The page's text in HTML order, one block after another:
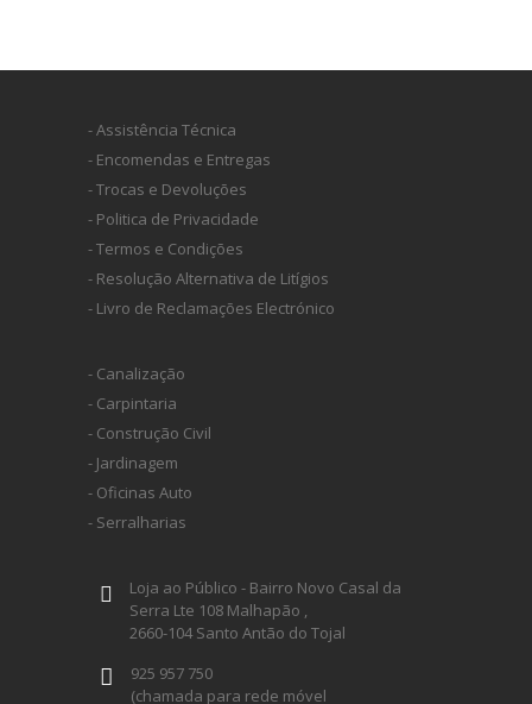
- Assistência Técnica
- Encomendas e Entregas
- Trocas e Devoluções
- Politica de Privacidade
- Termos e Condições
- Resolução Alternativa de Litígios
- Livro de Reclamações Electrónico
- Canalização
- Carpintaria
- Construção Civil
- Jardinagem
- Oficinas Auto
- Serralharias
Loja ao Público - Bairro Novo Casal da
Serra Lte 108 Malhapão ,
2660-104 Santo Antão do Tojal
925 957 750
(chamada para rede móvel